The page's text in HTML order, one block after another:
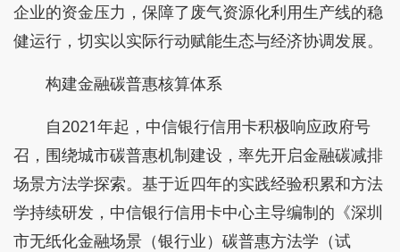
企业的资金压力，保障了废气资源化利用生产线的稳
健运行，切实以实际行动赋能生态与经济协调发展。
构建金融碳普惠核算体系
自2021年起，中信银行信用卡积极响应政府号
召，围绕城市碳普惠机制建设，率先开启金融碳减排
场景方法学探索。基于近四年的实践经验积累和方法
学持续研发，中信银行信用卡中心主导编制的《深圳
市无纸化金融场景（银行业）碳普惠方法学（试